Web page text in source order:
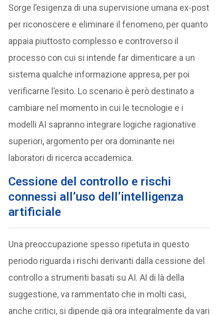
Sorge l’esigenza di una supervisione umana ex-post
per riconoscere e eliminare il fenomeno, per quanto
appaia piuttosto complesso e controverso il
processo con cui si intende far dimenticare a un
sistema qualche informazione appresa, per poi
verificarne l’esito. Lo scenario è però destinato a
cambiare nel momento in cui le tecnologie e i
modelli AI sapranno integrare logiche ragionative
superiori, argomento per ora dominante nei
laboratori di ricerca accademica.
Cessione del controllo e rischi
connessi all’uso dell’intelligenza
artificiale
Una preoccupazione spesso ripetuta in questo
periodo riguarda i rischi derivanti dalla cessione del
controllo a strumenti basati su AI. Al di là della
suggestione, va rammentato che in molti casi,
anche critici, si dipende già ora integralmente da vari